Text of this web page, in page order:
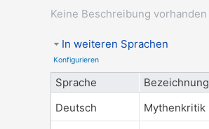
Keine Beschreibung vorhanden
In weiteren Sprachen
Konfigurieren
Sprache Bezeichnung
Deutsch
Mythenkritik